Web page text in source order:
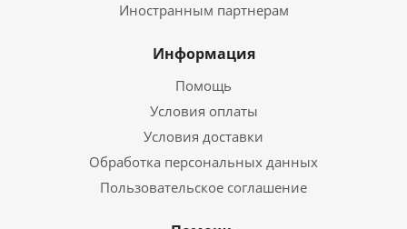
Иностранным партнерам
Информация
Помощь
Условия оплаты
Условия доставки
Обработка персональных данных
Пользовательское соглашение